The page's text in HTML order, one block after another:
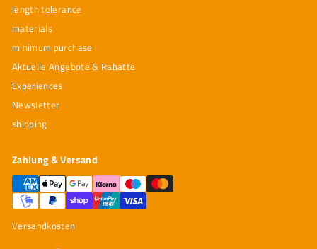
length tolerance
materials
minimum purchase
Aktuelle Angebote & Rabatte
Experiences
Newsletter
shipping
Zahlung & Versand
Versandkosten